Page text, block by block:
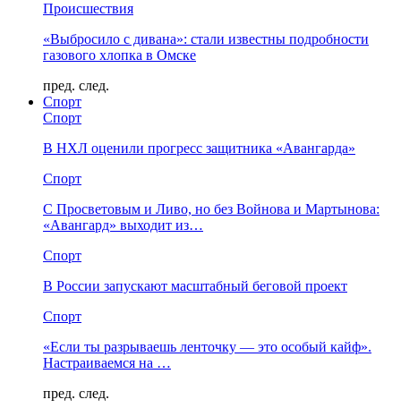
Происшествия
«Выбросило с дивана»: стали известны подробности
газового хлопка в Омске
пред. след.
Спорт
Спорт
В НХЛ оценили прогресс защитника «Авангарда»
Спорт
С Просветовым и Ливо, но без Войнова и Мартынова:
«Авангард» выходит из…
Спорт
В России запускают масштабный беговой проект
Спорт
«Если ты разрываешь ленточку — это особый кайф».
Настраиваемся на …
пред. след.